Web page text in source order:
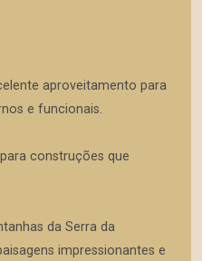
aproveitamento para
e funcionais.
construções que
da Serra da
impressionantes e